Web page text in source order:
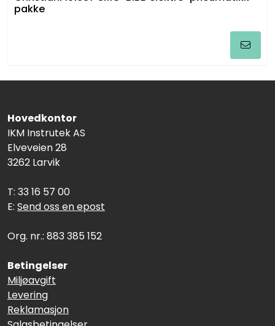
pakke
Hovedkontor
IKM Instrutek AS
Elveveien 28
3262 Larvik
T: 33 16 57 00
E: Send oss en epost
Org. nr.: 883 385 152
Betingelser
Miljøavgift
Levering
Reklamasjon